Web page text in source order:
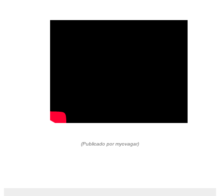
(Publicado por myovagar)